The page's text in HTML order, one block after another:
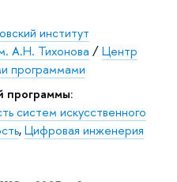
институт
А.Н. Тихонова /Центр
программами
программы:
систем искусственного
,Цифровая инженерия